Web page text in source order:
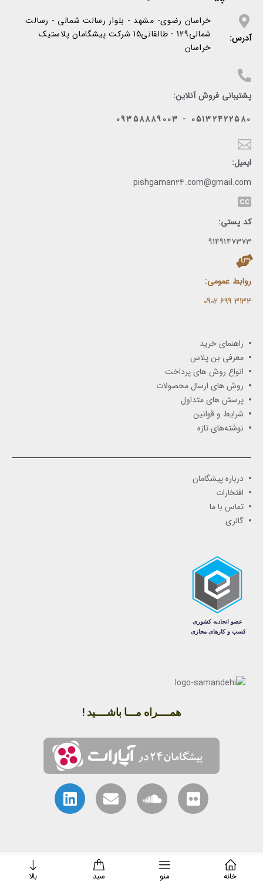
خانه منو سبد بالا
آدرس:
خراسان رضوی- مشهد - بلوار رسالت شمالی - رسالت
شمالی129 - طالقانی15 شرکت پیشگامان پلاستیک
خراسان
پشتیبانی فروش آنلاین:
05132422580 - 09358889003
ایمیل:
pishgaman24.com@gmail.com
کد پستی:
9149147373
روابط عمومی:
3133 699 0902​
راهنمای خرید
معرفی بن پلاس
انواع روش های پرداخت
روش های ارسال محصولات
پرسش های متداول
شرایط و قوانین
نوشته‌های تازه
درباره پیشگامان
افتخارات
تماس با ما
گالری
همــــراه مـــا باشــــید !